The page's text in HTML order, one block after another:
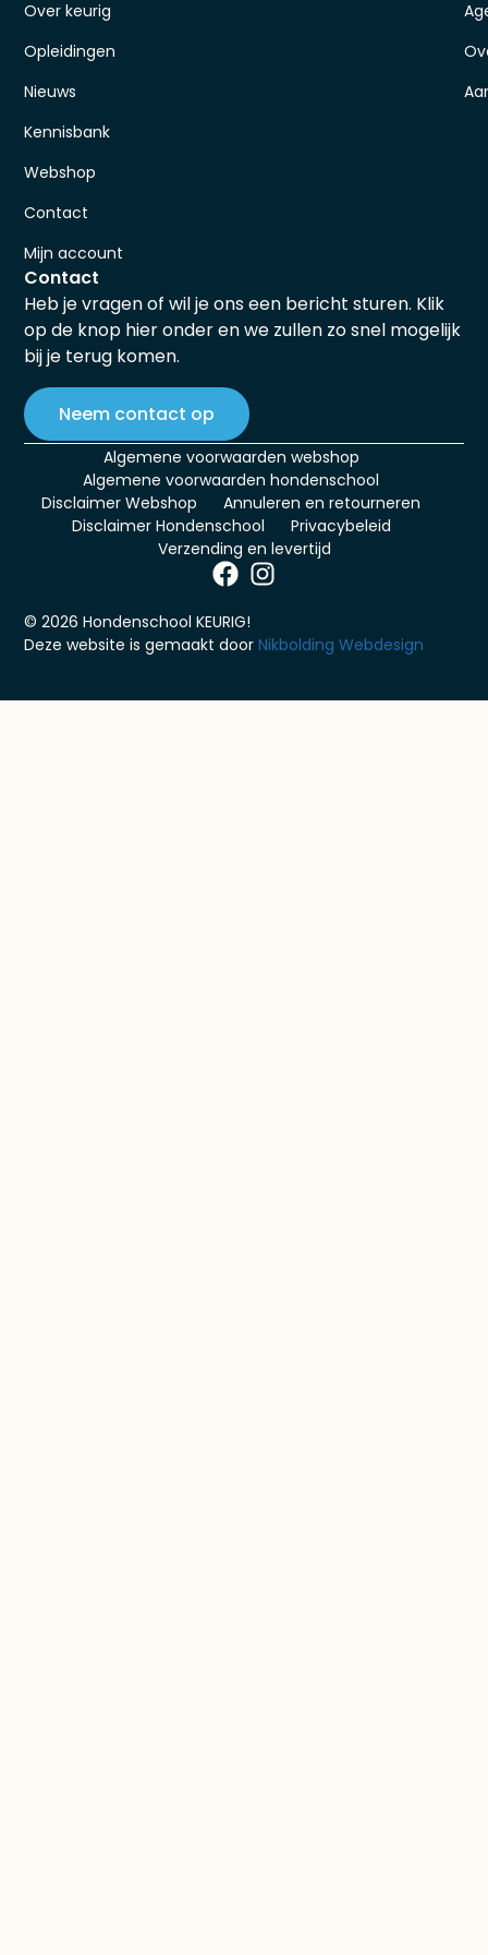
Over keurig
Opleidingen
Nieuws
Kennisbank
Webshop
Contact
Mijn account
Contact
Heb je vragen of wil je ons een bericht sturen. Klik
op de knop hier onder en we zullen zo snel mogelijk
bij je terug komen.
Neem contact op
Algemene voorwaarden webshop
Algemene voorwaarden hondenschool
Disclaimer Webshop
Annuleren en retourneren
Disclaimer Hondenschool
Privacybeleid
Verzending en levertijd
© 2026 Hondenschool KEURIG!
Deze website is gemaakt doorNikbolding Webdesign